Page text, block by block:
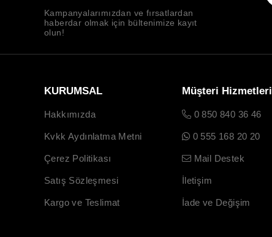
Kampanyalarımızdan ve fırsatlardan
haberdar olmak için bültenimize kayıt
olun!
KURUMSAL
Hakkımızda
Kvkk Aydınlatma Metni
Çerez Politikası
Satış Sözleşmesi
Kargo ve Teslimat
Müşteri Hizmetleri
0 850 840 36 46
0 555 168 20 20
Mail Destek
İletişim
İade ve Değişim